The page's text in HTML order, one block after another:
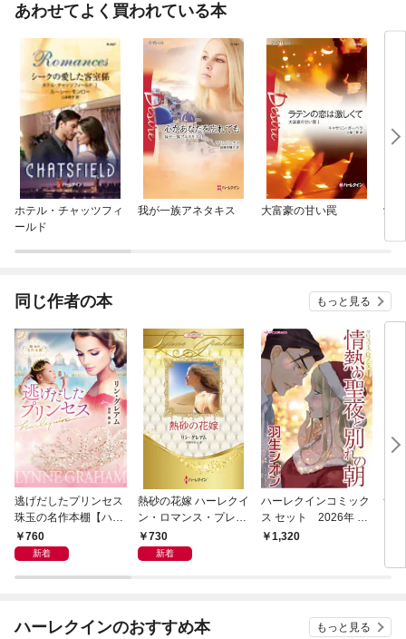
あわせてよく買われている本
ホテル・チャッツフィ
ールド
我が一族アネタキス 大富豪の甘い罠 愛
同じ作者の本 もっと見る
逃げだしたプリンセス
珠玉の名作本棚【ハー
レクイン文庫版】
760
新着
熱砂の花嫁 ハーレクイ
ン・ロマンス・プレミ
アム～リン・グレア
ム・ベスト・セレクシ
730
新着
ハーレクインコミック
ス セット 2026年 vo
l.865
1,320
ナ
版】
ハーレクインのおすすめ本 もっと見る